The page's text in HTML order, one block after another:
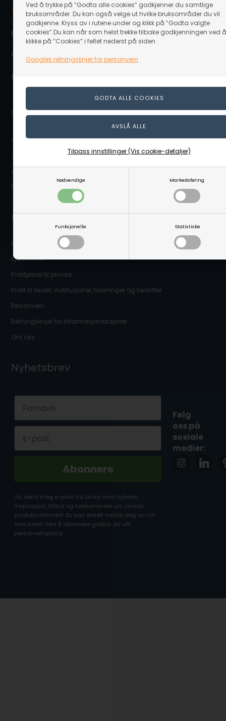
Ved å trykke på ”Godta alle cookies” godkjenner du samtlige
bruksområder. Du kan også velge ut hvilke bruksområder du vil
godkjenne. Kryss av i rutene under og klikk på ”Godta valgte
cookies”.Du kan når som helst trekke tilbake godkjenningen ved å
klikke på ”Cookies” i feltet nederst på siden
Googles retningslinjer for personvern
Nødvendige Markedsføring
Funksjonelle Statistiske
Tilpass innstillinger (Vis cookie-detaljer)
Levering nær deg:
Snarveier
🎁 Gavekort
Sikkerhetsdatablader
Abonnere på nyhetsbrevet
Mitt Linaa.no (Kundeinnlogging)
Infomasjon
Kontakt oss
Kjøpsvilkår
Fraktpriser til private
Frakt til skoler, institusjoner, foreninger og bedrifter
Personvern
Retningslinjer for informasjonskapsler
Om oss
Nyhetsbrev
Abonnere
Ja, send meg e-post fra Linaa med nyheter,
inspirasjon, tilbud og konkurranser om Linaas
produktsortiment. Du kan enkelt melde deg av når
som helst. Ved å abonnere godtar du vår
personvernpolicy.
Følg
oss på
sosiale
medier: